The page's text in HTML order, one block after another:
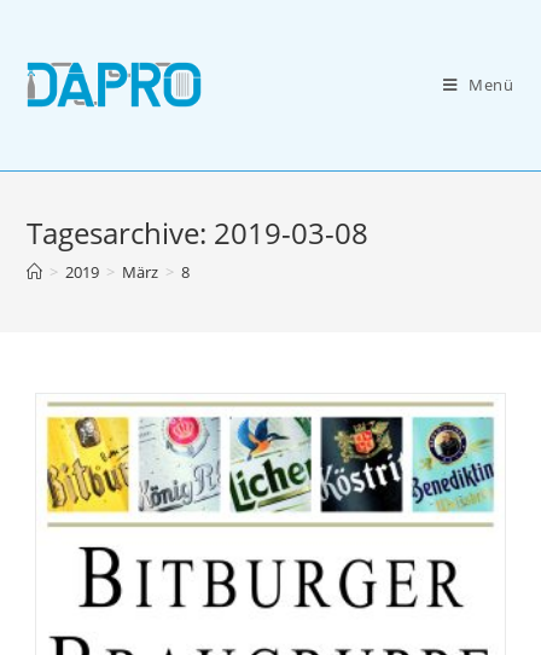
springen
Menü
Tagesarchive: 2019-03-08
> 2019 > März > 8